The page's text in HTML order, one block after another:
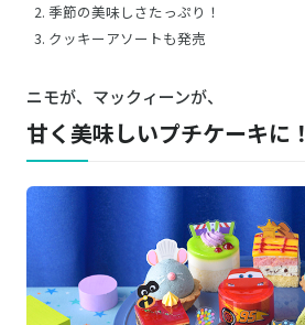
季節の美味しさたっぷり！
クッキーアソートも発売
ニモが、マックィーンが、
甘く美味しいプチケーキに！